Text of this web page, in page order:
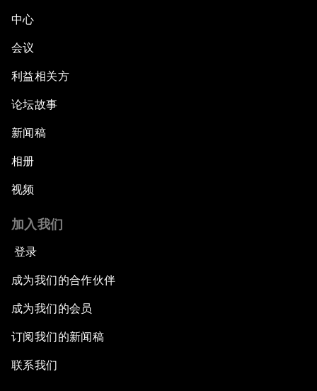
中心
会议
利益相关方
论坛故事
新闻稿
相册
视频
加入我们
登录
成为我们的合作伙伴
成为我们的会员
订阅我们的新闻稿
联系我们